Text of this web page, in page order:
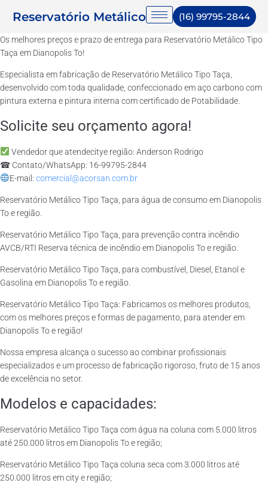
Reservatório Metálico (16) 99795-2844
Os melhores preços e prazo de entrega para Reservatório Metálico Tipo
Taça em Dianopolis To!
Especialista em fabricação de Reservatório Metálico Tipo Taça,
desenvolvido com toda qualidade, confeccionado em aço carbono com
pintura externa e pintura interna com certificado de Potabilidade.
Solicite seu orçamento agora!
Vendedor que atendecitye região: Anderson Rodrigo
☎ Contato/WhatsApp: 16-99795-2844
E-mail: comercial@acorsan.com.br
Reservatório Metálico Tipo Taça, para água de consumo em Dianopolis
To e região.
Reservatório Metálico Tipo Taça, para prevenção contra incêndio
AVCB/RTI Reserva técnica de incêndio em Dianopolis To e região.
Reservatório Metálico Tipo Taça, para combustível, Diesel, Etanol e
Gasolina em Dianopolis To e região.
Reservatório Metálico Tipo Taça: Fabricamos os melhores produtos,
com os melhores preços e formas de pagamento, para atender em
Dianopolis To e região!
Nossa empresa alcança o sucesso ao combinar profissionais
especializados e um processo de fabricação rigoroso, fruto de 15 anos
de excelência no setor.
Modelos e capacidades:
Reservatório Metálico Tipo Taça com água na coluna com 5.000 litros
até 250.000 litros em Dianopolis To e região;
Reservatório Metálico Tipo Taça coluna seca com 3.000 litros até
250.000 litros em city e região;